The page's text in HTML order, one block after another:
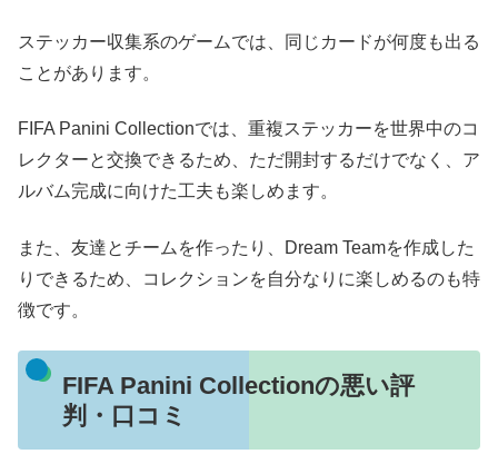
ステッカー収集系のゲームでは、同じカードが何度も出る
ことがあります。
FIFA Panini Collectionでは、重複ステッカーを世界中のコ
レクターと交換できるため、ただ開封するだけでなく、ア
ルバム完成に向けた工夫も楽しめます。
また、友達とチームを作ったり、Dream Teamを作成した
りできるため、コレクションを自分なりに楽しめるのも特
徴です。
FIFA Panini Collectionの悪い評
判・口コミ